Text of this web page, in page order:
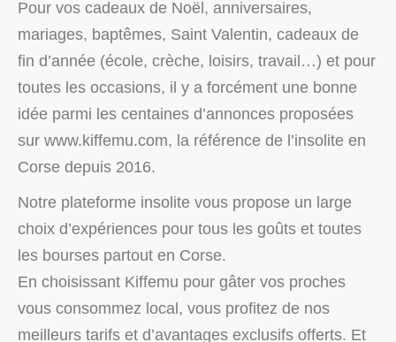
Pour vos cadeaux de Noël, anniversaires,
mariages, baptêmes, Saint Valentin, cadeaux de
fin d’année (école, crèche, loisirs, travail…) et pour
toutes les occasions, il y a forcément une bonne
idée parmi les centaines d’annonces proposées
sur www.kiffemu.com, la référence de l’insolite en
Corse depuis 2016.
Notre plateforme insolite vous propose un large
choix d’expériences pour tous les goûts et toutes
les bourses partout en Corse.
En choisissant Kiffemu pour gâter vos proches
vous consommez local, vous profitez de nos
meilleurs tarifs et d’avantages exclusifs offerts. Et